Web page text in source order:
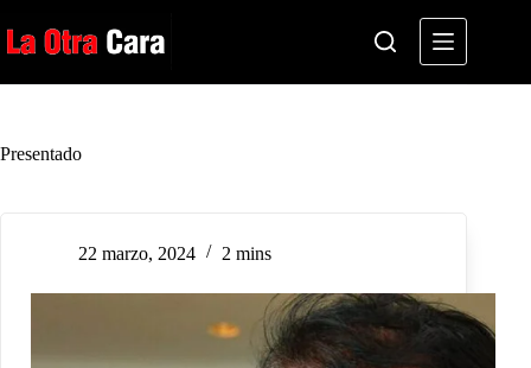
al
contenido
Presentado
22 marzo, 2024 2 mins